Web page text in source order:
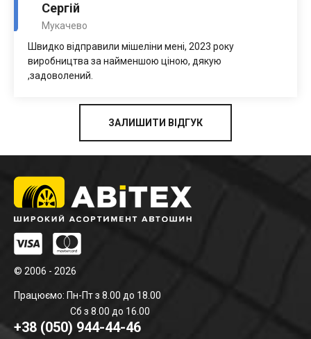
Сергій
Мукачево
Швидко відправили мішеліни мені, 2023 року
виробництва за найменшою ціною, дякую
,задоволений.
ЗАЛИШИТИ ВІДГУК
© 2006 - 2026
Працюємо: Пн-Пт з 8.00 до 18.00
Сб з 8.00 до 16.00
+38 (050) 944-44-46